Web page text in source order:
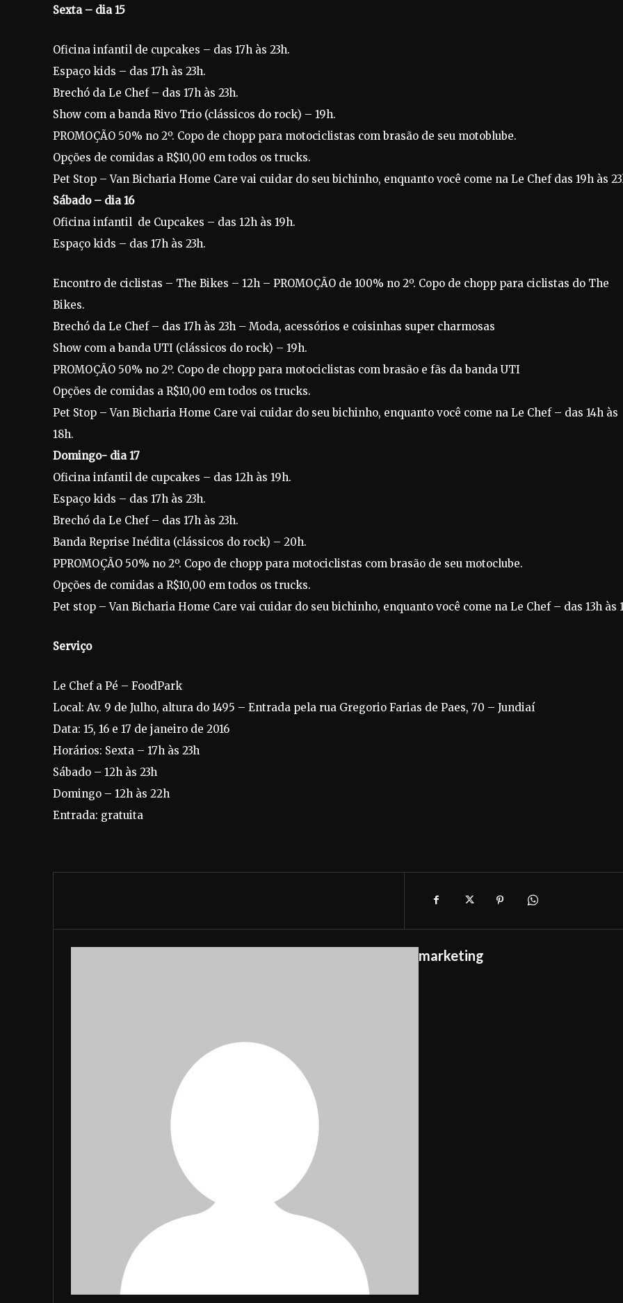
Sexta – dia 15
Oficina infantil de cupcakes – das 17h às 23h.
Espaço kids – das 17h às 23h.
Brechó da Le Chef – das 17h às 23h.
Show com a banda Rivo Trio (clássicos do rock) – 19h.
PROMOÇÃO 50% no 2º. Copo de chopp para motociclistas com brasão de seu motoblube.
Opções de comidas a R$10,00 em todos os trucks.
Pet Stop – Van Bicharia Home Care vai cuidar do seu bichinho, enquanto você come na Le Chef das 19h às
Sábado – dia 16
Oficina infantil de Cupcakes – das 12h às 19h.
Espaço kids – das 17h às 23h.
Encontro de ciclistas – The Bikes – 12h – PROMOÇÃO de 100% no 2º. Copo de chopp para ciclistas do The
Bikes.
Brechó da Le Chef – das 17h às 23h – Moda, acessórios e coisinhas super charmosas
Show com a banda UTI (clássicos do rock) – 19h.
PROMOÇÃO 50% no 2º. Copo de chopp para motociclistas com brasão e fãs da banda UTI
Opções de comidas a R$10,00 em todos os trucks.
Pet Stop – Van Bicharia Home Care vai cuidar do seu bichinho, enquanto você come na Le Chef – das 14h às
18h.
Domingo- dia 17
Oficina infantil de cupcakes – das 12h às 19h.
Espaço kids – das 17h às 23h.
Brechó da Le Chef – das 17h às 23h.
Banda Reprise Inédita (clássicos do rock) – 20h.
PPROMOÇÃO 50% no 2º. Copo de chopp para motociclistas com brasão de seu motoclube.
Opções de comidas a R$10,00 em todos os trucks.
Pet stop – Van Bicharia Home Care vai cuidar do seu bichinho, enquanto você come na Le Chef – das 13h às
Serviço
Le Chef a Pé – FoodPark
Local: Av. 9 de Julho, altura do 1495 – Entrada pela rua Gregorio Farias de Paes, 70 – Jundiaí
Data: 15, 16 e 17 de janeiro de 2016
Horários: Sexta – 17h às 23h
Sábado – 12h às 23h
Domingo – 12h às 22h
Entrada: gratuita
marketing